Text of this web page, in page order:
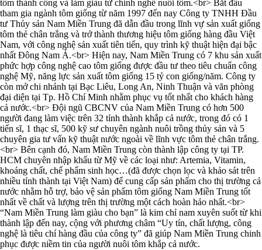
tôm thành công và làm giàu từ chính nghề nuôi tôm.<br> Bắt đầu
tham gia ngành tôm giống từ năm 1997 đến nay Công ty TNHH Đầu
tư Thủy sản Nam Miền Trung đã dẫn đầu trong lĩnh vự sản xuất giống
tôm thẻ chân trắng và trở thành thương hiệu tôm giống hàng đầu Việt
Nam, với công nghệ sản xuất tiên tiến, quy trình kỹ thuật hiện đại bậc
nhất Đông Nam Á.<br> Hiện nay, Nam Miền Trung có 7 khu sản xuất
phức hợp công nghệ cao tôm giống được đầu tư theo tiêu chuẩn công
nghệ Mỹ, năng lực sản xuất tôm giống 15 tỷ con giống/năm. Công ty
còn mở chi nhánh tại Bạc Liêu, Long An, Ninh Thuận và văn phòng
đại diện tại Tp. Hồ Chí Minh nhằm phục vụ tốt nhất cho khách hàng
cả nước.<br> Đội ngũ CBCNV của Nam Miền Trung có hơn 500
người đang làm việc trên 32 tỉnh thành khắp cả nước, trong đó có 1
tiến sĩ, 1 thạc sĩ, 500 kỹ sư chuyên ngành nuôi trồng thủy sản và 5
chuyên gia tư vấn kỹ thuật nước ngoài về lĩnh vực tôm thẻ chân trắng.
<br> Bên cạnh đó, Nam Miền Trung còn thành lập công ty tại TP.
HCM chuyên nhập khẩu từ Mỹ về các loại như: Artemia, Vitamin,
khoáng chất, chế phẩm sinh học…(đã được chọn lọc và khảo sát trên
nhiều tỉnh thành tại Việt Nam) để cung cấp sản phẩm cho thị trường cả
nước nhằm hỗ trợ, bảo vệ sản phẩm tôm giống Nam Miền Trung tốt
nhất về chất và lượng trên thị trường một cách hoàn hảo nhất.<br>
“Nam Miền Trung làm giàu cho bạn” là kim chỉ nam xuyên suốt từ khi
thành lập đến nay, cộng với phương châm “Uy tín, chất lượng, công
nghệ là tiêu chí hàng đầu của công ty” đã giúp Nam Miền Trung chinh
phục được niềm tin của người nuôi tôm khắp cả nước.